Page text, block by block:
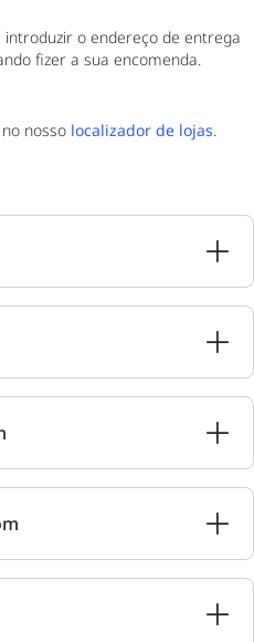
o endereço de entrega
fizer a sua encomenda.
nosso localizador de lojas.